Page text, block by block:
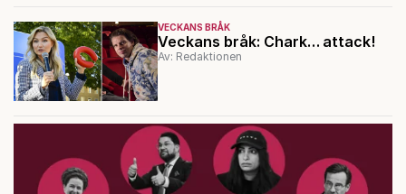
VECKANS BRÅK
Veckans bråk: Chark… attack!
Av: Redaktionen